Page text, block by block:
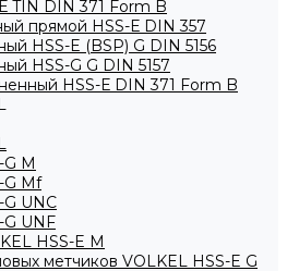
TIN DIN 371 Form B
прямой HSS-Е DIN 357
HSS-E (BSP) G DIN 5156
HSS-G G DIN 5157
HSS-Е DIN 371 Form B
M
G Mf
UNC
UNF
HSS-E M
метчиков VOLKEL HSS-E G